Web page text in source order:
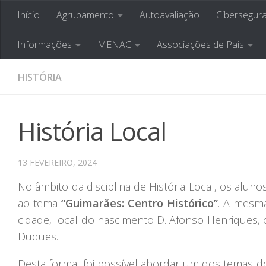
Skip to content
Agrupamento de
Início Agrupamento Autoavaliação
Informações MENAC Associações de Pais
HISTÓRIA
História Local
13 FEVEREIRO, 2024
No âmbito da disciplina de História Local, os
ao tema“Guimarães: Centro Histórico”. A
cidade, local do nascimento D. Afonso
Duques.